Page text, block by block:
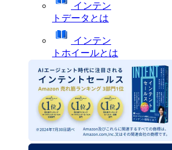
インテン
トデータとは
インテン
トホイールとは